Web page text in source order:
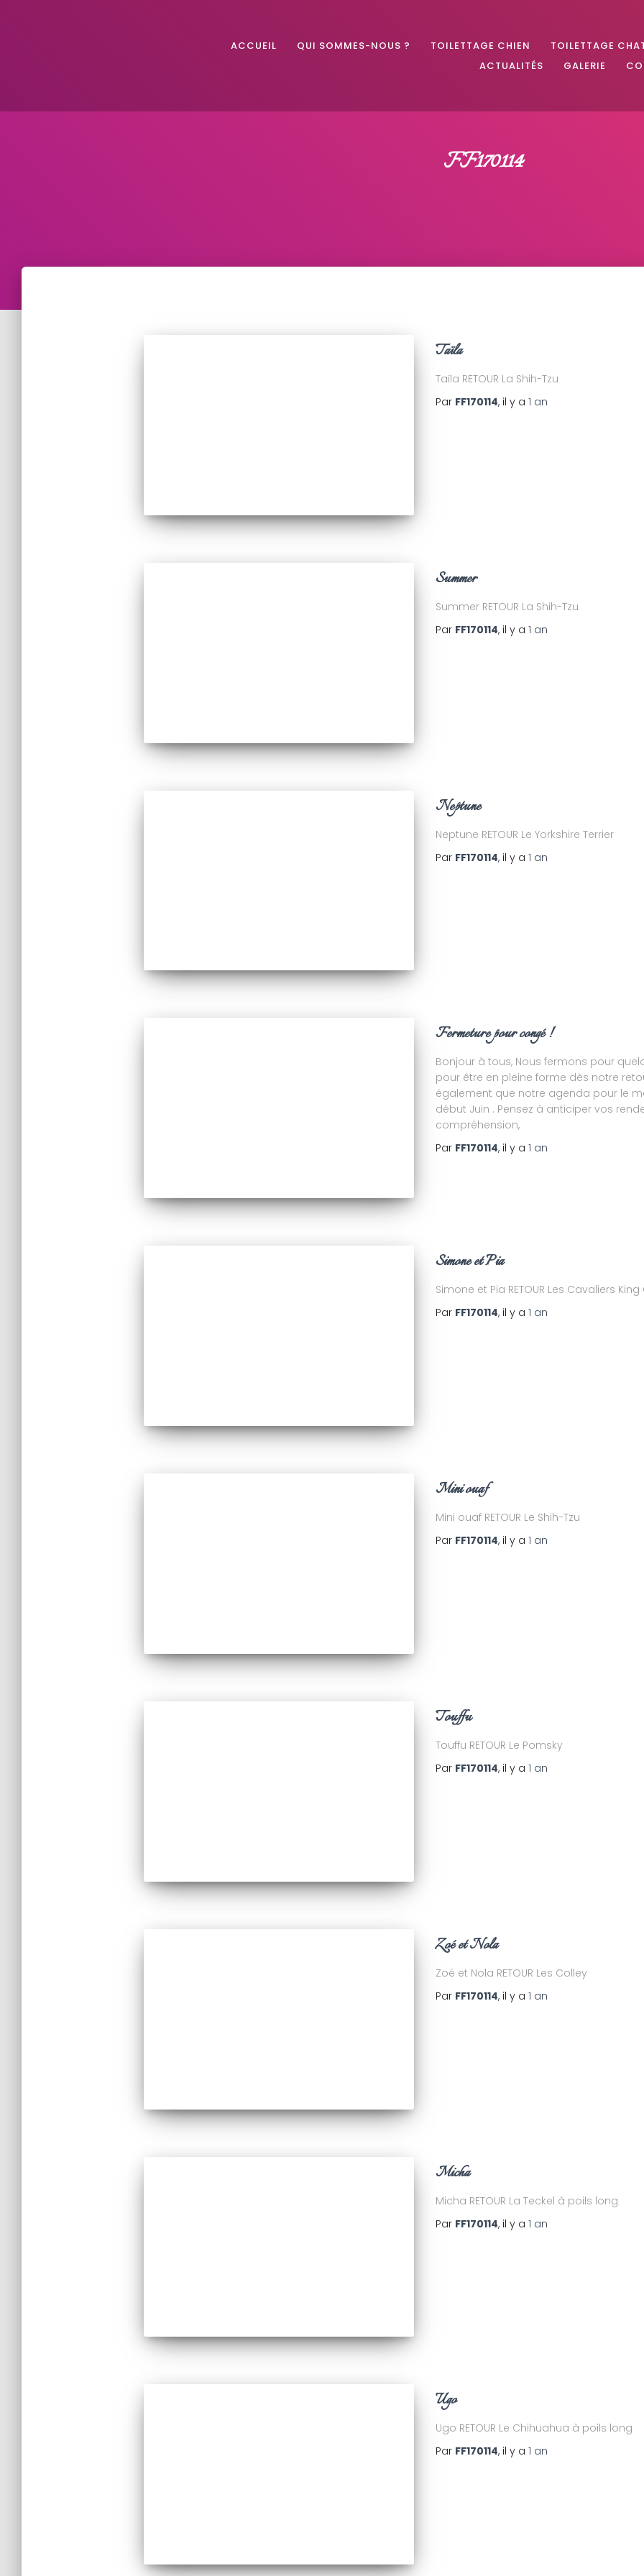
ACCUEIL QUI SOMMES-NOUS ? TOILETTAGE CHIEN TOILETTAGE
ACTUALITÉS
GALERIE
FF170114
Taïla
Taïla RETOUR La Shih-Tzu
Par FF170114, il y a 1 an
Summer
Summer RETOUR La Shih-Tzu
Par FF170114, il y a 1 an
Neptune
Neptune RETOUR Le Yorkshire Terrier
Par FF170114, il y a 1 an
Fermeture pour congé !
Bonjour à tous, Nous fermons pour
pour être en pleine forme dès notre
également que notre agenda pour le
début Juin . Pensez à anticiper vos
compréhension,
Par FF170114, il y a 1 an
Simone et Pia
Simone et Pia RETOUR Les Cavaliers
Par FF170114, il y a 1 an
Mini ouaf
Mini ouaf RETOUR Le Shih-Tzu
Par FF170114, il y a 1 an
Touffu
Touffu RETOUR Le Pomsky
Par FF170114, il y a 1 an
Zoé et Nola
Zoé et Nola RETOUR Les Colley
Par FF170114, il y a 1 an
Micha
Micha RETOUR La Teckel à poils long
Par FF170114, il y a 1 an
Ugo
Ugo RETOUR Le Chihuahua à poils long
Par FF170114, il y a 1 an